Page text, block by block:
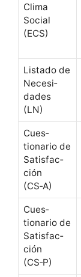
Cli­ma
Social
(ECS)
Lis­ta­do de
Necesi­
dades
(LN)
Cues­
tionario de
Sat­is­fac­
ción
(CS‑A)
Cues­
tionario de
Sat­is­fac­
ción
(CS‑P)